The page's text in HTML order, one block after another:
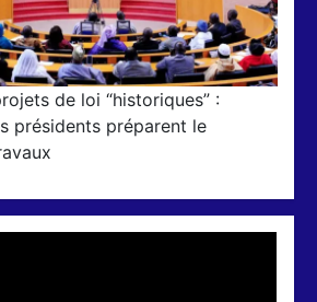
de loi “historiques” :
présidents préparent le